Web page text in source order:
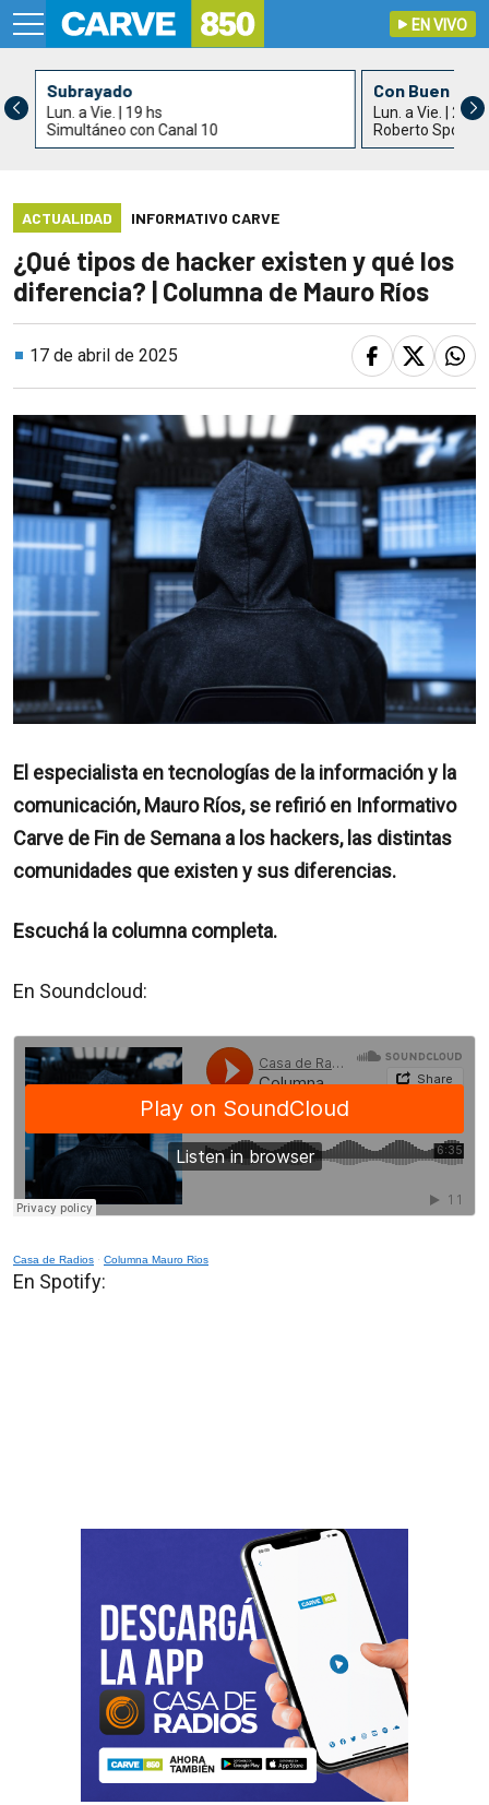
EN VIVO
Subrayado
Lun. a Vie. | 19 hs
Simultáneo con Canal 10
Con Buen
Lun. a Vie. | 21 hs
Roberto
ACTUALIDAD INFORMATIVO CARVE
¿Qué tipos de hacker existen y qué los
diferencia? | Columna de Mauro Ríos
17 de abril de 2025
El especialista en tecnologías de la información y la
comunicación, Mauro Ríos, se refirió en Informativo
Carve de Fin de Semana a los hackers, las distintas
comunidades que existen y sus diferencias.
Escuchá la columna completa.
En Soundcloud:
Casa de Radios · Columna Mauro Rios
En Spotify: